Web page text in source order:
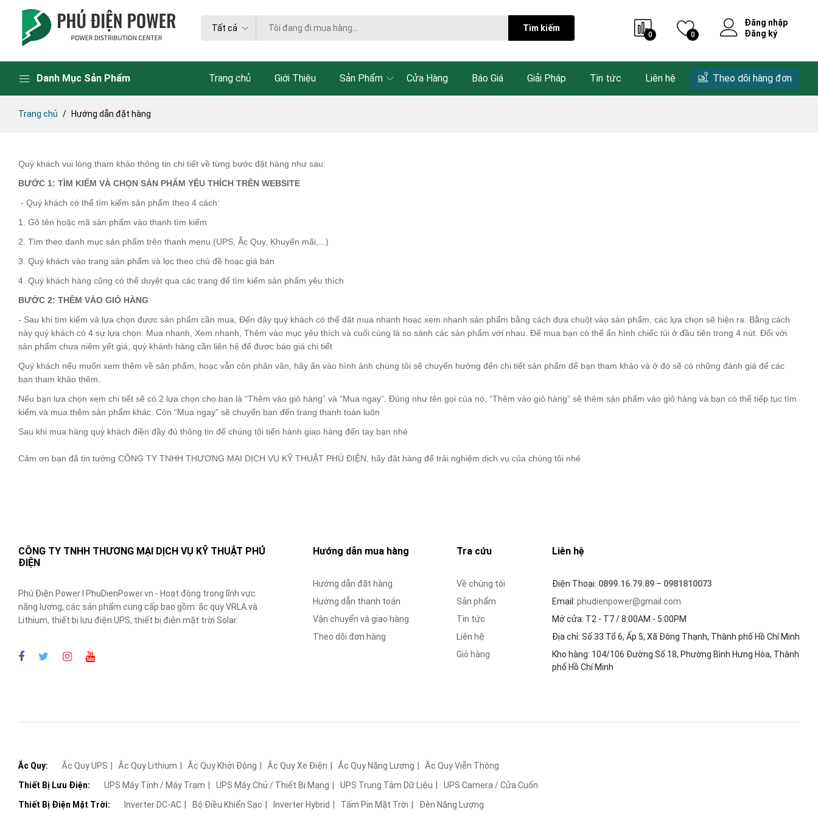
Tất cả Tìm kiếm
0 0
Đăng nhập
Đăng ký
Danh Mục Sản Phẩm Trang chủ Giới Thiệu Sản Phẩm Cửa Hàng Báo Giá Giải Pháp Tin tức Liên hệ Theo dõi hàng đơn
Trang chủ Hướng dẫn đặt hàng
Quý khách vui lòng tham khảo thông tin chi tiết về từng bước đặt hàng như sau:
BƯỚC 1: TÌM KIẾM VÀ CHỌN SẢN PHẨM YÊU THÍCH TRÊN WEBSITE
- Quý khách có thể tìm kiếm sản phẩm theo 4 cách:
1. Gõ tên hoặc mã sản phẩm vào thanh tìm kiếm
2. Tìm theo danh mục sản phẩm trên thanh menu (UPS, Ắc Quy, Khuyến mãi,...)
3. Quý khách vào trang sản phẩm và lọc theo chủ đề hoạc giá bán
4. Quý khách hàng cũng có thể duyệt qua các trang để tìm kiếm sản phẩm yêu thích
BƯỚC 2: THÊM VÀO GIỎ HÀNG
- Sau khi tìm kiếm và lựa chọn được sản phẩm cần mua, Đến đây quý khách có thể đặt mua nhanh hoạc xem nhanh sản phẩm bằng cách đưa chuột vào sản phẩm, các lựa chọn sẽ hiện ra. Bằng cách
này quý khách có 4 sự lựa chọn: Mua nhanh, Xem nhanh, Thêm vào mục yêu thích và cuối cùng là so sánh các sản phẩm với nhau. Để mua bạn có thể ấn hình chiếc túi ở đầu tiên trong 4 nút. Đối với
sản phẩm chưa niêm yết giá, quý khánh hàng cần liên hệ để được báo giá chi tiết
Quý khách nếu muốn xem thêm về sản phẩm, hoạc vẫn còn phân vân, hãy ấn vào hình ảnh chúng tôi sẽ chuyển hướng đến chi tiết sản phẩm để bạn tham khảo và ở đó sẽ có những đánh giá để các
bạn tham khảo thêm.
Nếu bạn lựa chọn xem chi tiết sẽ có 2 lựa chọn cho bạn là “Thêm vào giỏ hàng” và “Mua ngay”. Đúng như tên gọi của nó, “Thêm vào giỏ hàng” sẽ thêm sản phẩm vào giỏ hàng và bạn có thể tiếp tục tìm
kiếm và mua thêm sản phẩm khác. Còn “Mua ngay” sẽ chuyển bạn đến trang thanh toán luôn
Sau khi mua hàng quý khách điền đầy đủ thông tin để chúng tôi tiến hành giao hàng đến tay bạn nhé
Cảm ơn bạn đã tin tưởng CÔNG TY TNHH THƯƠNG MẠI DỊCH VỤ KỸ THUẬT PHÚ ĐIỆN, hãy đặt hàng để trải nghiệm dịch vụ của chúng tôi nhé
CÔNG TY TNHH THƯƠNG MẠI DỊCH VỤ KỸ THUẬT PHÚ
ĐIỆN
Phú Điện Power I PhuDienPower.vn - Hoạt động trong lĩnh vực
năng lượng, các sản phẩm cung cấp bao gồm: ắc quy VRLA và
Lithium, thiết bị lưu điện UPS, thiết bị điện mặt trời Solar.
Hướng dẫn mua hàng
Hướng dẫn đặt hàng
Hướng dẫn thanh toán
Vận chuyển và giao hàng
Theo dõi đơn hàng
Tra cứu
Về chúng tôi
Sản phẩm
Tin tức
Liên hệ
Giỏ hàng
Liên hệ
Điện Thoại: 0899.16.79.89– 0981810073
Email: phudienpower@gmail.com
Mở cửa: T2 - T7 / 8:00AM - 5:00PM
Địa chỉ: Số 33 Tổ 6, Ấp 5, Xã Đông Thạnh, Thành phố Hồ Chí Minh
Kho hàng: 104/106 Đường Số 18, Phường Bình Hưng Hòa, Thành
phố Hồ Chí Minh
Ắc Quy: Ắc Quy UPS Ắc Quy Lithium Ắc Quy Khởi Động Ắc Quy Xe Điện Ắc Quy Năng Lượng
Ắc Quy Viễn Thông
Thiết Bị Lưu Điện:
UPS Máy Tính / Máy Trạm UPS Máy Chủ / Thiết Bị Mạng UPS Trung Tâm Dữ Liệu
UPS Camera / Cửa Cuốn
Thiết Bị Điện Mặt Trời:
Inverter DC-AC Bộ Điều Khiển Sạc Inverter Hybrid Tấm Pin Mặt Trời Đèn Năng Lượng